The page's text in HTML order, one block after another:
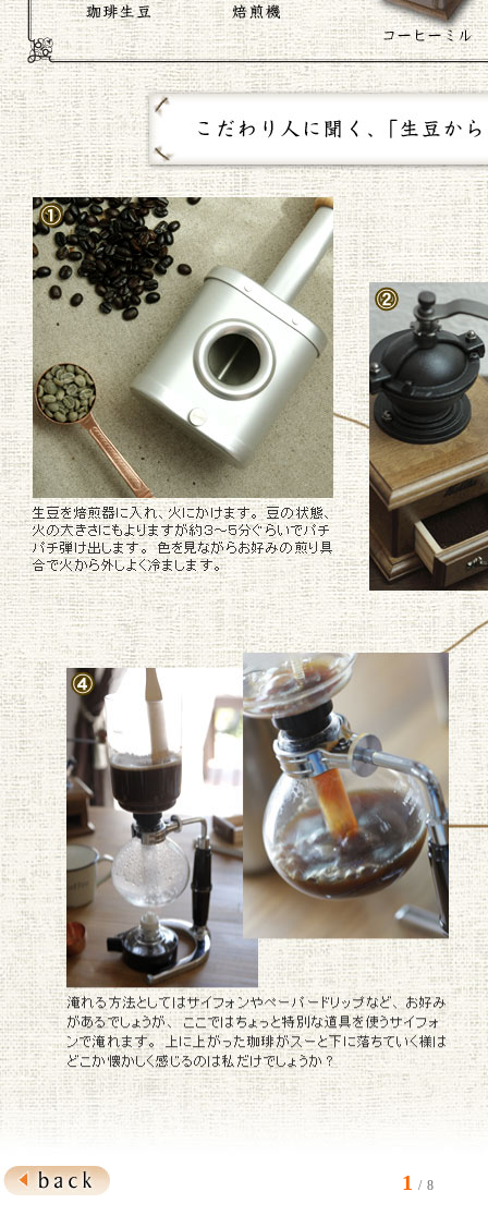
1 / 8